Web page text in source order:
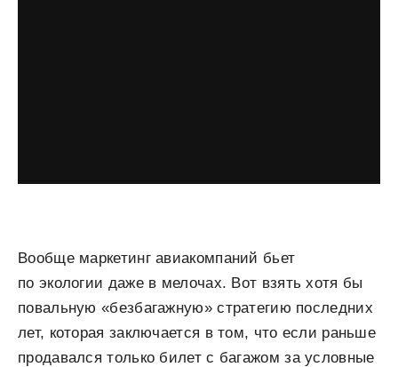
Вообще маркетинг авиакомпаний бьет
по экологии даже в мелочах. Вот взять хотя бы
повальную «безбагажную» стратегию последних
лет, которая заключается в том, что если раньше
продавался только билет с багажом за условные